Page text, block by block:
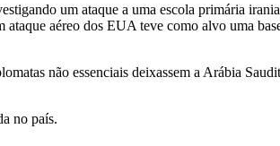
um ataque a uma escola primária
aéreo dos EUA teve como alvo uma
não essenciais deixassem a Arábia
no país.